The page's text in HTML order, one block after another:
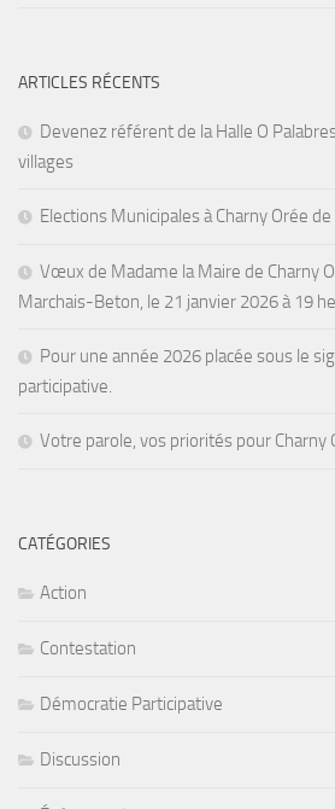
ARTICLES RÉCENTS
Devenez référent de la Halle O
villages
Elections Municipales à Charny Orée
Vœux de Madame la Maire de Charny
Marchais-Beton, le 21 janvier 2026 à 19
Pour une année 2026 placée sous le
participative.
Votre parole, vos priorités pour Charny
CATÉGORIES
Action
Contestation
Démocratie Participative
Discussion